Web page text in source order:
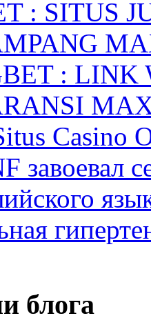
: SITUS
: LINK
Casino
завоевал
блога